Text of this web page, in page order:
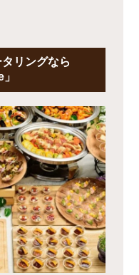
リングなら